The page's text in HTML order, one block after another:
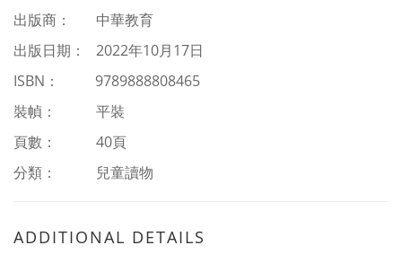
出版商： 中華教育
出版日期： 2022年10月17日
ISBN ：
9789888808465
裝幀： 平裝
頁數： 40頁
分類：
兒童讀物
ADDITIONAL DETAILS